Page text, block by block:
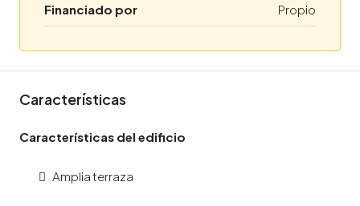
Financiado por Propio
Características
Características del edificio
Amplia terraza